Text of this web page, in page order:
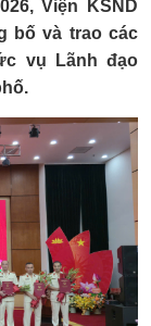
Viện KSND
bố và trao các
vụ Lãnh đạo